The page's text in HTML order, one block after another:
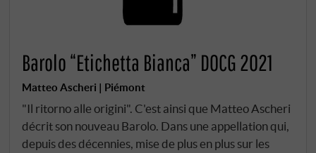
Barolo “Etichetta Bianca” DOCG 2021
Matteo Ascheri | Piémont
"Il ritorno alle origini". C'est ainsi que Matteo Ascheri
décrit son nouveau Barolo. Dans une appellation qui,
depuis des décennies, mise de plus en plus sur les